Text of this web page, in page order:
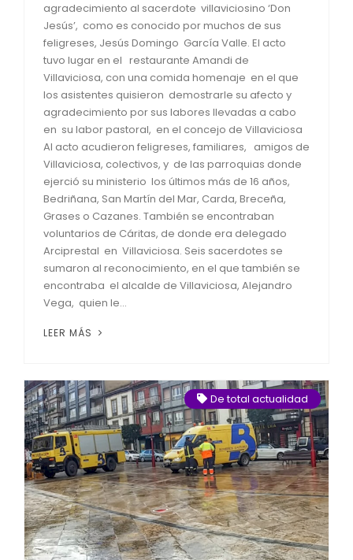
agradecimiento al sacerdote villaviciosino ‘Don
Jesús’, como es conocido por muchos de sus
feligreses, Jesús Domingo García Valle. El acto
tuvo lugar en el restaurante Amandi de
Villaviciosa, con una comida homenaje en el que
los asistentes quisieron demostrarle su afecto y
agradecimiento por sus labores llevadas a cabo
en su labor pastoral, en el concejo de Villaviciosa
Al acto acudieron feligreses, familiares, amigos de
Villaviciosa, colectivos, y de las parroquias donde
ejerció su ministerio los últimos más de 16 años,
Bedriñana, San Martín del Mar, Carda, Breceña,
Grases o Cazanes. También se encontraban
voluntarios de Cáritas, de donde era delegado
Arciprestal en Villaviciosa. Seis sacerdotes se
sumaron al reconocimiento, en el que también se
encontraba el alcalde de Villaviciosa, Alejandro
Vega, quien le...
LEER MÁS
De total actualidad